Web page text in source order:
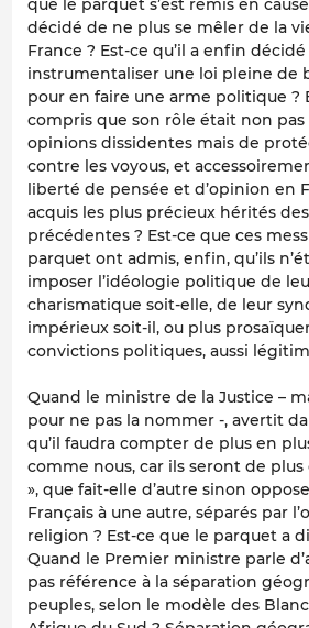
que le parquet s’est remis en cause
décidé de ne plus se mêler de la
France ? Est-ce qu’il a enfin
instrumentaliser une loi pleine de
pour en faire une arme politique ?
compris que son rôle était non
opinions dissidentes mais de
contre les voyous, et
liberté de pensée et d’opinion en
acquis les plus précieux hérités
précédentes ? Est-ce que ces
parquet ont admis, enfin, qu’ils
imposer l’idéologie politique de
charismatique soit-elle, de leur
impérieux soit-il, ou plus
convictions politiques, aussi
Quand le ministre de la Justice –
pour ne pas la nommer -, avertit
qu’il faudra compter de plus en
comme nous, car ils seront de
», que fait-elle d’autre sinon
Français à une autre, séparés par
religion ? Est-ce que le parquet a
Quand le Premier ministre parle
pas référence à la séparation
peuples, selon le modèle des